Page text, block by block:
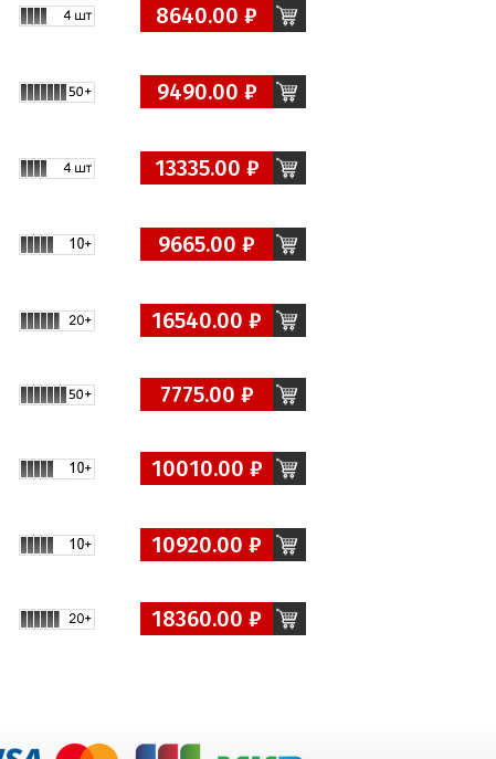
8640.00 ₽
9490.00 ₽
13335.00 ₽
9665.00 ₽
16540.00 ₽
7775.00 ₽
10010.00 ₽
10920.00 ₽
18360.00 ₽